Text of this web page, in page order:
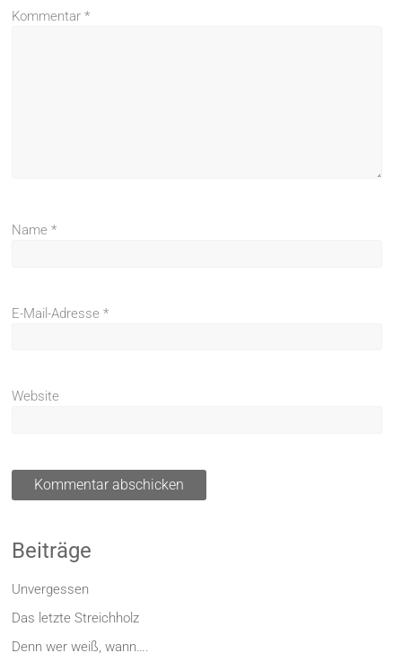
Kommentar*
Name*
E-Mail-Adresse*
Website
Beiträge
Unvergessen
Das letzte Streichholz
Denn wer weiß, wann….